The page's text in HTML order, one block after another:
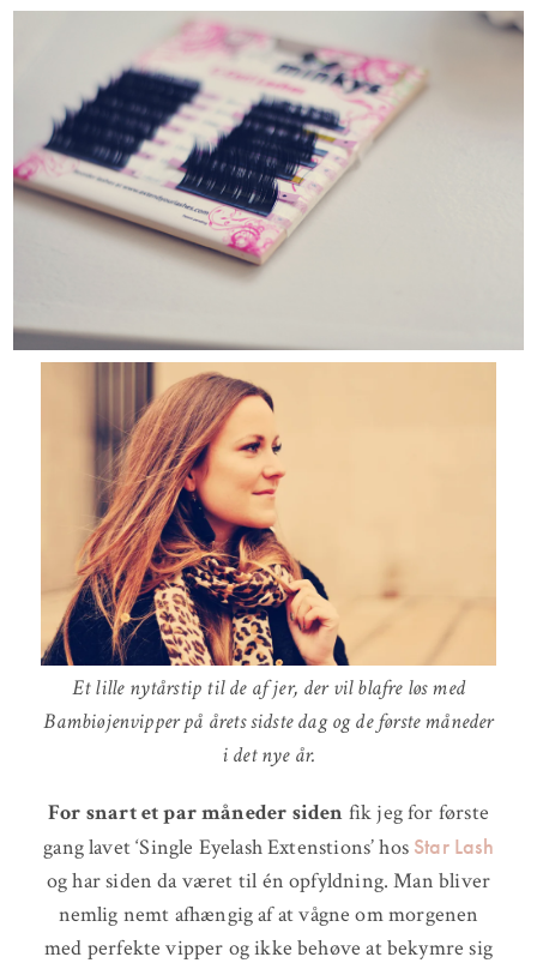
Et lille nytårstip til de af jer, der vil blafre løs med
Bambiøjenvipper på årets sidste dag og de første måneder
i det nye år.
For snart et par måneder siden fik jeg for første
gang lavet ‘Single Eyelash Extenstions’ hosStar Lash
og har siden da været til én opfyldning. Man bliver
nemlig nemt afhængig af at vågne om morgenen
med perfekte vipper og ikke behøve at bekymre sig